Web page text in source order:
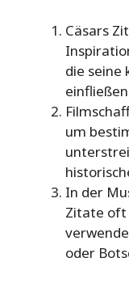
Cäsars
die seine
um
In der
Zitate oft
oder